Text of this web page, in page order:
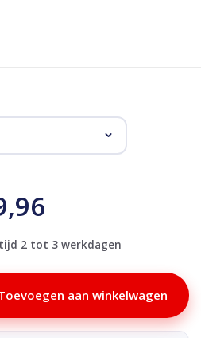
2 tot 3 werkdagen
aan winkelwagen